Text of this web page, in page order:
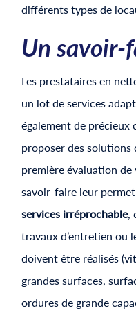
différents types de
Un
Les prestataires en
un lot de services
également de
proposer des solutions
première évaluation
savoir-faire leur
services irréprochable,
travaux d’entretien ou
doivent être réalisés
grandes surfaces,
ordures de grande